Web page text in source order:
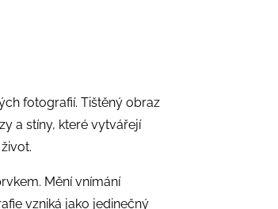
fotografií. Tištěný obraz
a stíny, které vytvářejí
Mění vnímání
vzniká jako jedinečný